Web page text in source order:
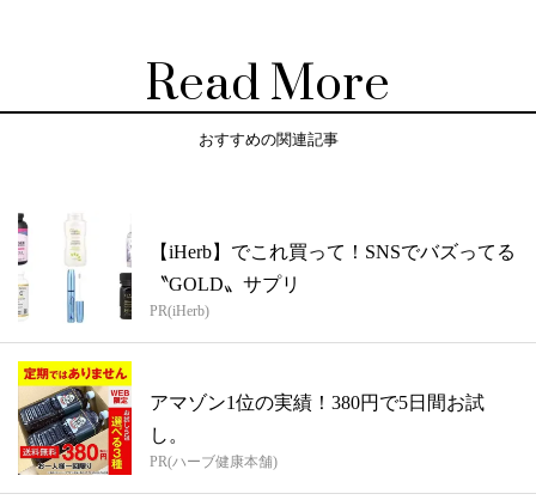
Read More
おすすめの関連記事
【iHerb】でこれ買って！SNSでバズってる
〝GOLD〟サプリ
PR(iHerb)
アマゾン1位の実績！380円で5日間お試
し。
PR(ハーブ健康本舗)